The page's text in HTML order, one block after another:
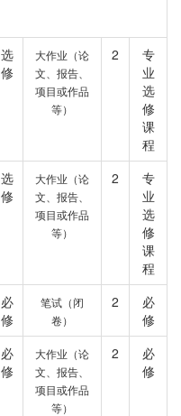
选
修
大作业（论
文、报告、
项目或作品
等）
2
专
业
选
修
课
程
选
修
大作业（论
文、报告、
项目或作品
等）
2
专
业
选
修
课
程
必
修
笔试（闭
卷）
2
必
修
必
修
大作业（论
文、报告、
项目或作品
等）
2
必
修